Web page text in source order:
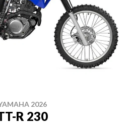
2026
R 230